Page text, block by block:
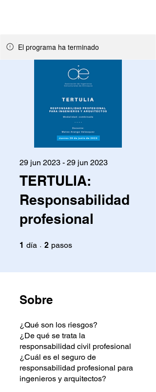
El programa ha terminado
TERTULIA:
Responsabilidad
profesional
29 jun 2023 - 29 jun 2023
1 día 1 día
2 pasos
Sobre
¿Qué son los riesgos?
¿De qué se trata la
responsabilidad civil profesional
¿Cuál es el seguro de
responsabilidad profesional para
ingenieros y arquitectos?